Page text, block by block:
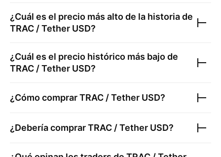
¿Cuál es el precio más alto de la historia de
TRAC / Tether USD?
¿Cuál es el precio histórico más bajo de
TRAC / Tether USD?
¿Cómo comprarTRAC / Tether USD?
¿Debería comprarTRAC / Tether USD?